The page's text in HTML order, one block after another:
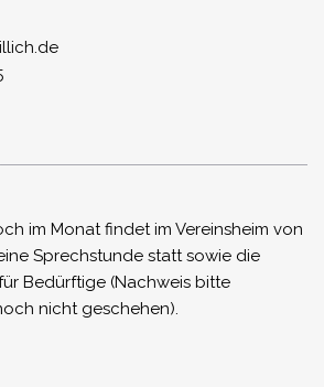
im Monat findet im Vereinsheim von
Sprechstunde statt sowie die
Bedürftige (Nachweis bitte
nicht geschehen).